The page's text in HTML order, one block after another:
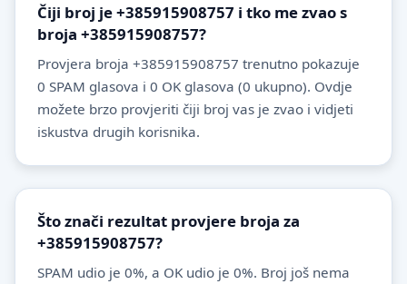
Čiji broj je +385915908757 i tko me zvao s
broja +385915908757?
Provjera broja +385915908757 trenutno pokazuje
0 SPAM glasova i 0 OK glasova (0 ukupno). Ovdje
možete brzo provjeriti čiji broj vas je zvao i vidjeti
iskustva drugih korisnika.
Što znači rezultat provjere broja za
+385915908757?
SPAM udio je 0%, a OK udio je 0%. Broj još nema